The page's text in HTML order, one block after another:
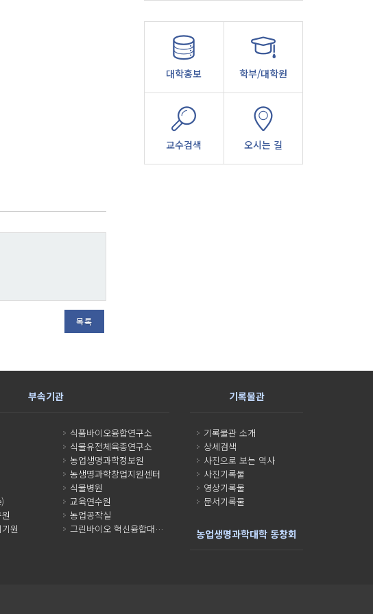
목록
대학홍보 학부/대학원
교수검색 오시는 길
부속기관
원
식품바이오융합연구소
식물유전체육종연구소
농업생명과학정보원
농생명과학창업지원센터
식물병원
교육연수원
농업공작실
그린바이오 혁신융합대학사업단
기록물관
기록물관 소개
상세검색
사진으로 보는 역사
사진기록물
영상기록물
문서기록물
농업생명과학대학 동창회